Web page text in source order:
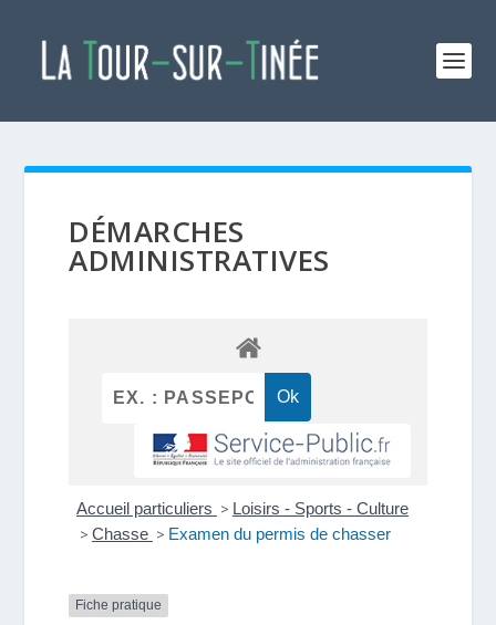
DÉMARCHES
ADMINISTRATIVES
Accueil particuliers > Loisirs - Sports - Culture
> Chasse > Examen du permis de chasser
Fiche pratique